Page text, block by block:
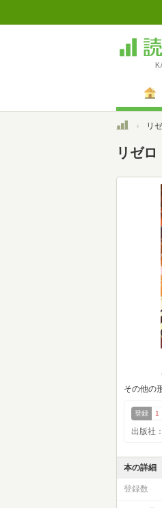
トップリゼ
リゼ
その他の
登録 1
出版社
本の詳細
登録数